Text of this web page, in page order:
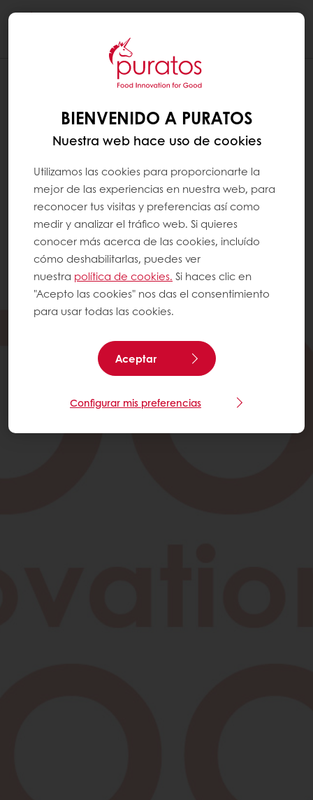
BIENVENIDO A PURATOS
Nuestra web hace uso de cookies
Utilizamos las cookies para proporcionarte la
mejor de las experiencias en nuestra web, para
reconocer tus visitas y preferencias así como
medir y analizar el tráfico web. Si quieres
conocer más acerca de las cookies, incluído
cómo deshabilitarlas, puedes ver
nuestra política de cookies. Si haces clic en
"Acepto las cookies" nos das el consentimiento
para usar todas las cookies.
Aceptar
Configurar mis preferencias